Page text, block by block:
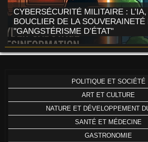
CYBERSÉCURITÉ MILITAIRE :
BOUCLIER DE LA SOUVERAINETÉ
"GANGSTÉRISME D’ÉTAT"
POLITIQUE ET SOCIÉTÉ
ART ET CULTURE
NATURE ET DÉVELOPPEMENT
SANTÉ ET MÉDECINE
GASTRONOMIE